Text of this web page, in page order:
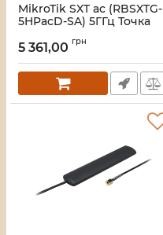
MikroTik SXT ac (RBSXTG-
5HPacD-SA) 5ГГц Точка
Артикул:16_102429
5 361,00 грн